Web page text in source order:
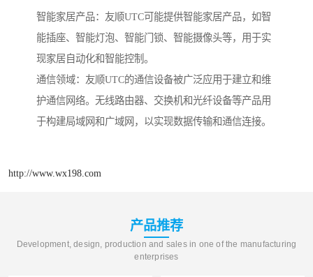
智能家居产品：友顺UTC可能提供智能家居产品，如智
能插座、智能灯泡、智能门锁、智能摄像头等，用于实
现家居自动化和智能控制。
通信领域：友顺UTC的通信设备被广泛应用于建立和维
护通信网络。无线路由器、交换机和光纤设备等产品用
于构建局域网和广域网，以实现数据传输和通信连接。
http://www.wx198.com
产品推荐
Development, design, production and sales in one of the manufacturing
enterprises